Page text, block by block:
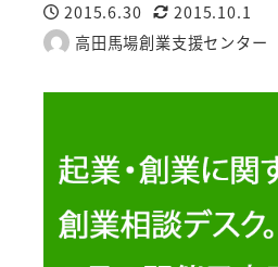
投稿日
2015.6.30
更新日
2015.10.1
著
高田馬場創業支援センター